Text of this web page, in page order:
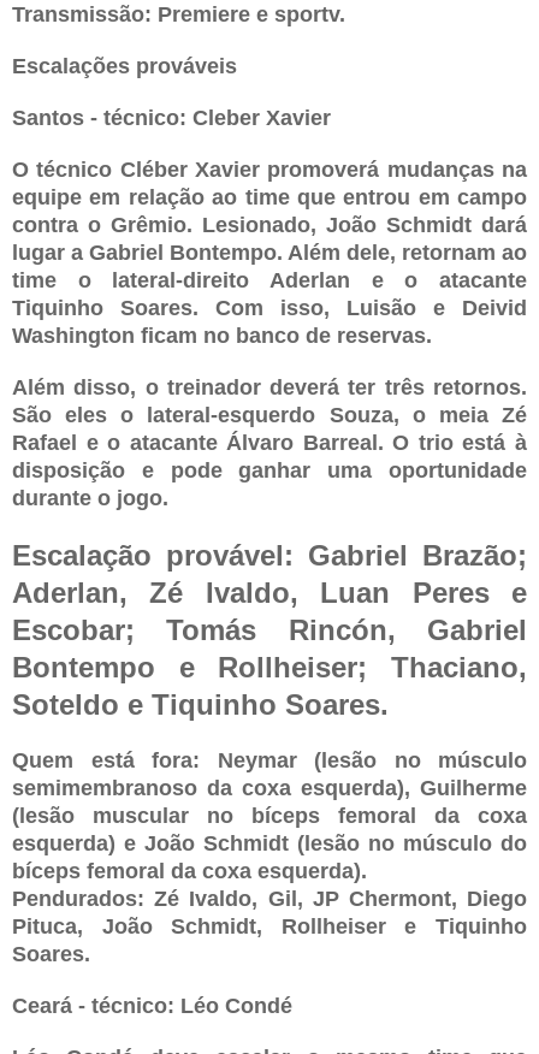
Transmissão: Premiere e sportv.
Escalações prováveis
Santos - técnico: Cleber Xavier
O técnico Cléber Xavier promoverá mudanças na
equipe em relação ao time que entrou em campo
contra o Grêmio. Lesionado, João Schmidt dará
lugar a Gabriel Bontempo. Além dele, retornam ao
time o lateral-direito Aderlan e o atacante
Tiquinho Soares. Com isso, Luisão e Deivid
Washington ficam no banco de reservas.
Além disso, o treinador deverá ter três retornos.
São eles o lateral-esquerdo Souza, o meia Zé
Rafael e o atacante Álvaro Barreal. O trio está à
disposição e pode ganhar uma oportunidade
durante o jogo.
Escalação provável: Gabriel Brazão;
Aderlan, Zé Ivaldo, Luan Peres e
Escobar; Tomás Rincón, Gabriel
Bontempo e Rollheiser; Thaciano,
Soteldo e Tiquinho Soares.
Quem está fora: Neymar (lesão no músculo
semimembranoso da coxa esquerda), Guilherme
(lesão muscular no bíceps femoral da coxa
esquerda) e João Schmidt (lesão no músculo do
bíceps femoral da coxa esquerda).
Pendurados: Zé Ivaldo, Gil, JP Chermont, Diego
Pituca, João Schmidt, Rollheiser e Tiquinho
Soares.
Ceará - técnico: Léo Condé